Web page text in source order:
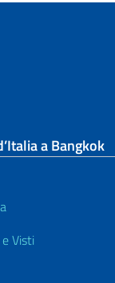
a Bangkok
Visti